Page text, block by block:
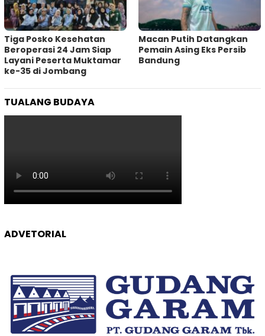
Tiga Posko Kesehatan
Beroperasi 24 Jam Siap
Layani Peserta Muktamar
ke-35 di Jombang
Macan Putih Datangkan
Pemain Asing Eks Persib
Bandung
TUALANG BUDAYA
ADVETORIAL